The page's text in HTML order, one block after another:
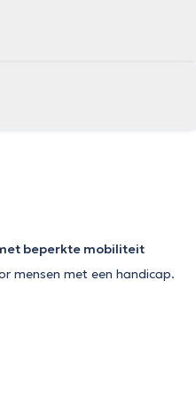
beperkte mobiliteit
mensen met een handicap.